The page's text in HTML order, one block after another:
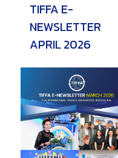
TIFFA E-
NEWSLETTER
APRIL 2026